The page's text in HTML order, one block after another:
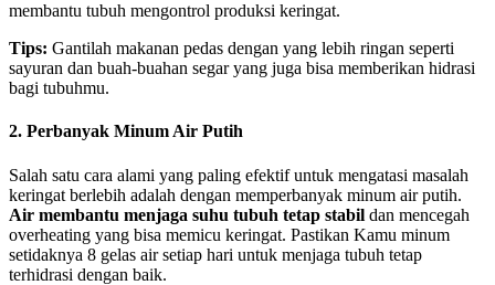
membantu tubuh mengontrol produksi keringat.
Tips: Gantilah makanan pedas dengan yang lebih ringan seperti
sayuran dan buah-buahan segar yang juga bisa memberikan hidrasi
bagi tubuhmu.
2. Perbanyak Minum Air Putih
Salah satu cara alami yang paling efektif untuk mengatasi masalah
keringat berlebih adalah dengan memperbanyak minum air putih.
Air membantu menjaga suhu tubuh tetap stabil dan mencegah
overheating yang bisa memicu keringat. Pastikan Kamu minum
setidaknya 8 gelas air setiap hari untuk menjaga tubuh tetap
terhidrasi dengan baik.